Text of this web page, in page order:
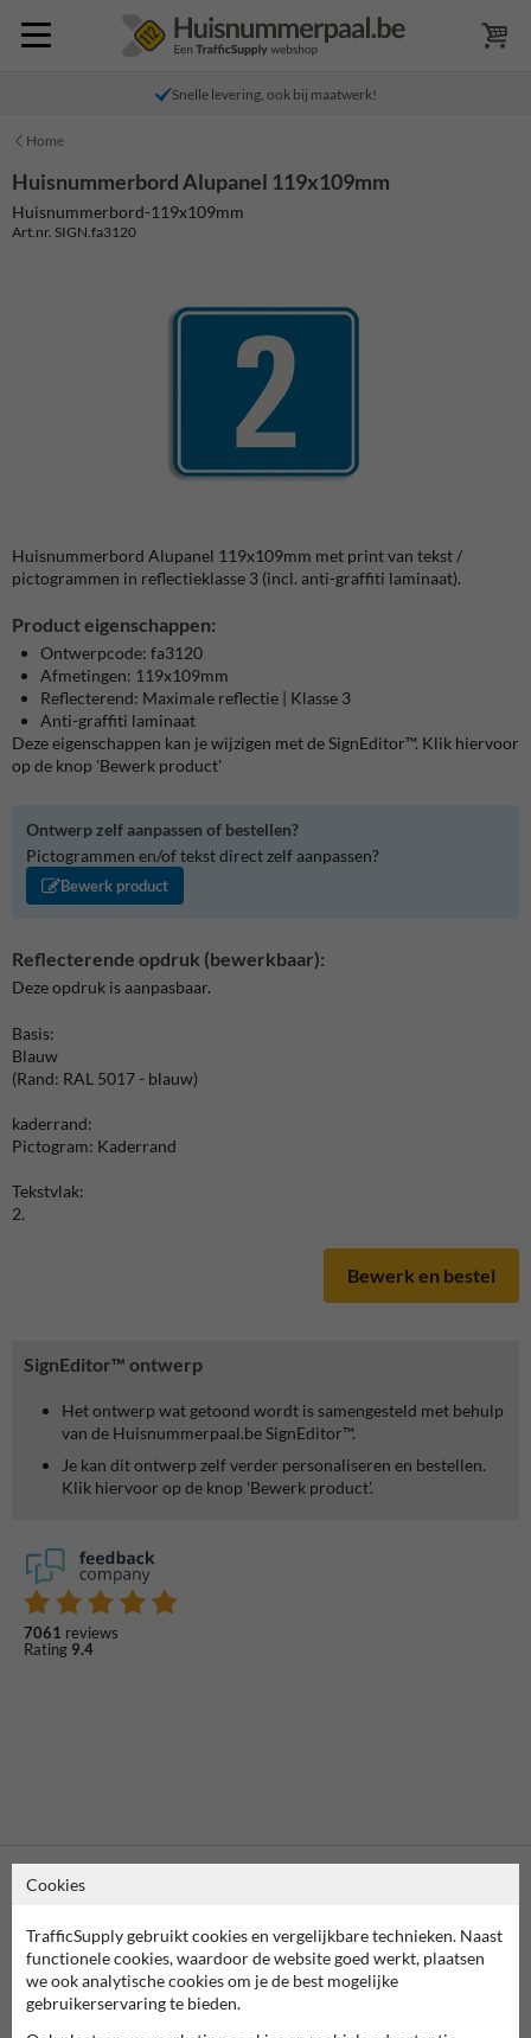
Snelle levering, ook bij maatwerk!
Home
SignEditor™ ontwerp
Het ontwerp wat getoond wordt is samengesteld met behulp
van de Huisnummerpaal.be SignEditor™.
Je kan dit ontwerp zelf verder personaliseren en bestellen.
Klik hiervoor op de knop 'Bewerk product'.
7061 reviews
Rating 9.4
Huisnummerbord Alupanel 119x109mm
Huisnummerbord-119x109mm
Art.nr. SIGN.fa3120
Huisnummerbord Alupanel 119x109mm met print van tekst /
pictogrammen in reflectieklasse 3 (incl. anti-graffiti laminaat).
Product eigenschappen:
Ontwerpcode: fa3120
Afmetingen: 119x109mm
Reflecterend: Maximale reflectie | Klasse 3
Anti-graffiti laminaat
Deze eigenschappen kan je wijzigen met de SignEditor™. Klik hiervoor
op de knop 'Bewerk product'
Ontwerp zelf aanpassen of bestellen?
Pictogrammen en/of tekst direct zelf aanpassen?
Bewerk product
Reflecterende opdruk (bewerkbaar):
Deze opdruk is aanpasbaar.
Basis:
Blauw
(Rand: RAL 5017 - blauw)
kaderrand:
Pictogram: Kaderrand
Tekstvlak:
2.
Bewerk en bestel
Vooruitbetaling
per bank
Cookies
TrafficSupply gebruikt cookies en vergelijkbare technieken. Naast
functionele cookies, waardoor de website goed werkt, plaatsen
we ook analytische cookies om je de best mogelijke
gebruikerservaring te bieden.